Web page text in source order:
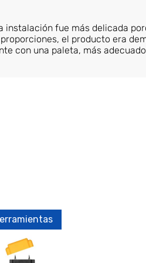
instalación fue más delicada
el producto era
con una paleta, más